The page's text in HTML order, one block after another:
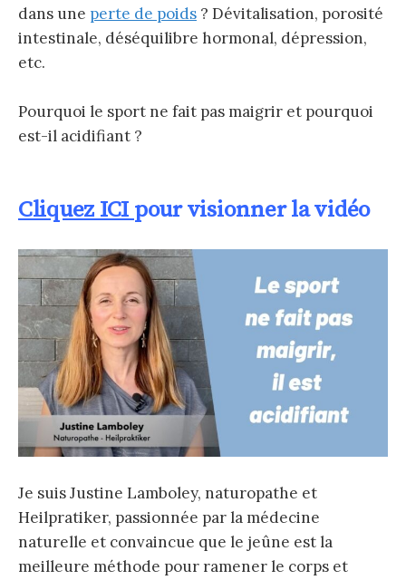
dans une perte de poids ? Dévitalisation, porosité
intestinale, déséquilibre hormonal, dépression,
etc.
Pourquoi le sport ne fait pas maigrir et pourquoi
est-il acidifiant ?
Cliquez ICI pour visionner la vidéo
Je suis Justine Lamboley, naturopathe et
Heilpratiker, passionnée par la médecine
naturelle et convaincue que le jeûne est la
meilleure méthode pour ramener le corps et